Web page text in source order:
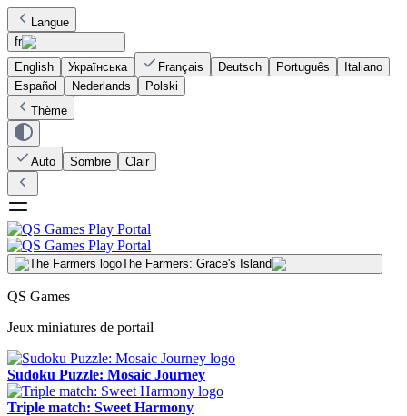
Langue
fr
English
Українська Français Deutsch Português
Italiano
Español
Nederlands
Polski
Thème
Auto Sombre Clair
The Farmers: Grace's Island
QS Games
Jeux miniatures de portail
Sudoku Puzzle: Mosaic Journey
Triple match: Sweet Harmony